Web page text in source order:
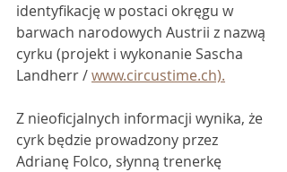
identyfikację w postaci okręgu w
barwach narodowych Austrii z nazwą
cyrku (projekt i wykonanie Sascha
Landherr / www.circustime.ch).
Z nieoficjalnych informacji wynika, że
cyrk będzie prowadzony przez
Adrianę Folco, słynną trenerkę